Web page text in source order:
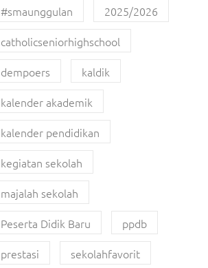
#smaunggulan
2025/2026
catholicseniorhighschool
dempoers
kaldik
kalender akademik
kalender pendidikan
kegiatan sekolah
majalah sekolah
Peserta Didik Baru
ppdb
prestasi
sekolahfavorit